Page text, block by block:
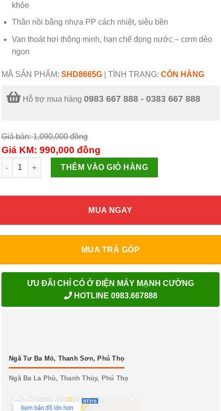
khỏe
Thân nồi bằng nhựa PP cách nhiệt, siêu bền
Van thoát hơi thông minh, hạn chế đọng nước – cơm dẻo
ngon
MÃ SẢN PHẨM: SHD8665G TÌNH TRẠNG: CÒN HÀNG
Hỗ trợ mua hàng 0983 667 888 - 0383 667 888
Giá bán: 1,090,000đồng
Giá KM: 990,000 đồng
Nồi cơm điện 1.8L SUNHOUSE MAMA SHD8665G số lượng
THÊM VÀO GIỎ HÀNG
MUA NGAY
MUA TRẢ GÓP
ƯU ĐÃI CHỈ CÓ Ở ĐIỆN MÁY MẠNH CƯỜNG
HOTLINE 0983.667888
Ngã Tư Ba Mỏ, Thanh Sơn, Phú Thọ
Ngã Ba La Phù, Thanh Thủy, Phú Thọ